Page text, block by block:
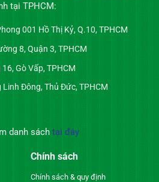
tại TPHCM:
001 Hồ Thị Kỷ, Q.10, TPHCM
8, Quận 3, TPHCM
Gò Vấp, TPHCM
Đông, Thủ Đức, TPHCM
danh sách tại đây
Chính sách
Chính sách & quy định